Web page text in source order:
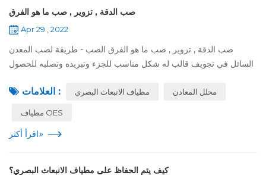
صب الدقة , تزوير , صب ما هو الفرق
Apr 29 , 2022
صب الدقة , تزوير , صب ما هو الفرق الصب - طريقة لصب المعدن
السائل في تجويف قالب له شكل مناسب للجزء وتبريده وتصلبه للحصول
العلامات : مطياف الانبعاث البصري محلل المعادن
مطياف OES
اقرأ أكثر»
كيف يتم الحفاظ على مطياف الانبعاث البصري؟